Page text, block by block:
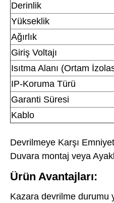
Derinlik
Yükseklik
Ağırlık
Giriş Voltajı
Isıtma Alanı (Ortam
IP-Koruma Türü
Garanti Süresi
Kablo
Devrilmeye Karşı
Duvara montaj veya
Ürün Avantajları:
Kazara devrilme durumu